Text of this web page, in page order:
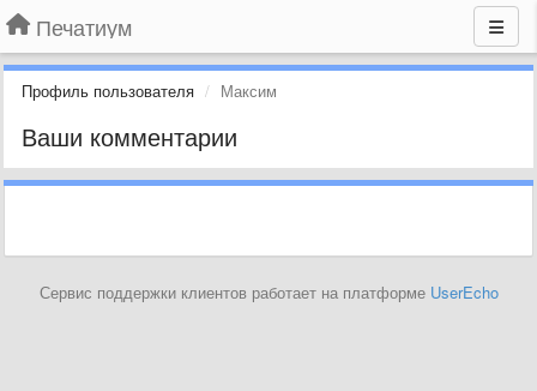
Печатиум
Профиль пользователя Максим
Ваши комментарии
Сервис поддержки клиентов работает на платформе UserEcho